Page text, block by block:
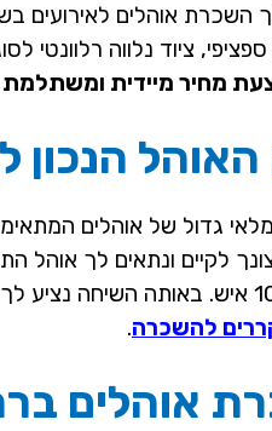
אוהלים לאירועים
ציוד נלווה רלוונטי
מחיר מיידית
הנכון
גדול של אוהלים
לקיים ונתאים לך אוהל
להשכרה.
אוהלים